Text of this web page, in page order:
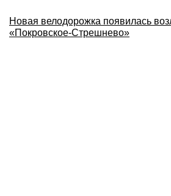
Новая велодорожка появилась
«Покровское-Стрешнево»